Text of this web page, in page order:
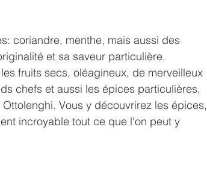
coriandre, menthe, mais aussi des
et sa saveur particulière.
fruits secs, oléagineux, de merveilleux
chefs et aussi les épices particulières,
Vous y découvrirez les épices,
incroyable tout ce que l'on peut y